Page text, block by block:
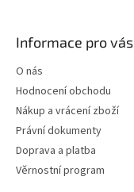
Informace pro vás
O nás
Hodnocení obchodu
Nákup a vrácení zboží
Právní dokumenty
Doprava a platba
Věrnostní program